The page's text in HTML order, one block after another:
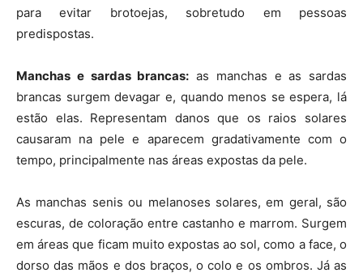
para evitar brotoejas, sobretudo em pessoas
predispostas.
Manchas e sardas brancas: as manchas e as sardas
brancas surgem devagar e, quando menos se espera, lá
estão elas. Representam danos que os raios solares
causaram na pele e aparecem gradativamente com o
tempo, principalmente nas áreas expostas da pele.
As manchas senis ou melanoses solares, em geral, são
escuras, de coloração entre castanho e marrom. Surgem
em áreas que ficam muito expostas ao sol, como a face, o
dorso das mãos e dos braços, o colo e os ombros. Já as